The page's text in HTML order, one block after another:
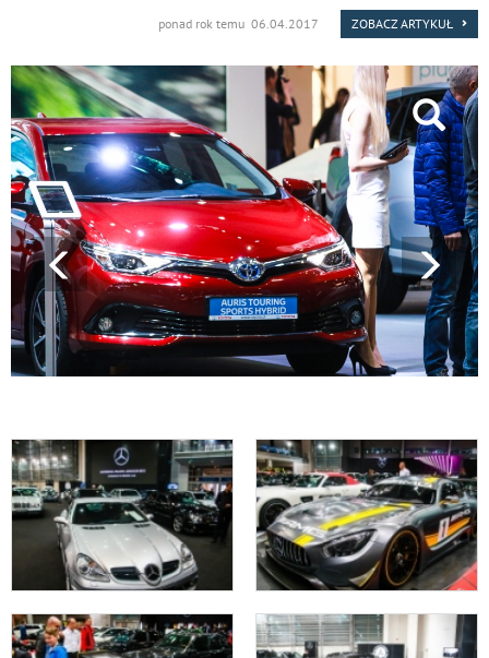
ponad rok temu 06.04.2017 ZOBACZ ARTYKUŁ